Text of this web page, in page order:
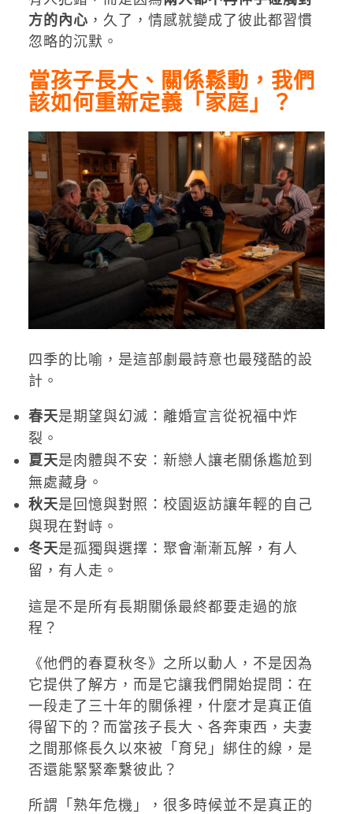
方的內心 ，久了，情感就變成了彼此都習慣
忽略的沉默。
當孩子長大、關係鬆動，我們
該如何重新定義「家庭」？
四季的比喻，是這部劇最詩意也最殘酷的設
計。
春天是期望與幻滅：離婚宣言從祝福中炸
裂。
夏天是肉體與不安：新戀人讓老關係尷尬到
無處藏身。
秋天是回憶與對照：校園返訪讓年輕的自己
與現在對峙。
冬天是孤獨與選擇：聚會漸漸瓦解，有人
留，有人走。
這是不是所有長期關係最終都要走過的旅
程？
《他們的春夏秋冬》之所以動人，不是因為
它提供了解方，而是它讓我們開始提問：在
一段走了三十年的關係裡，什麼才是真正值
得留下的？而當孩子長大、各奔東西，夫妻
之間那條長久以來被「育兒」綁住的線，是
否還能緊緊牽繫彼此？
所謂「熟年危機」，很多時候並不是真正的